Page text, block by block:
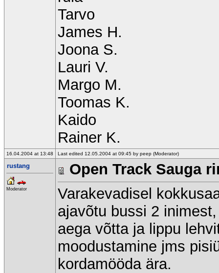
Tarvo
James H.
Joona S.
Lauri V.
Margo M.
Toomas K.
Kaido
Rainer K.
16.04.2004 at 13:48 Last edited 12.05.2004 at 09:45 by peep (Moderator)
rustang
Moderator
Open Track Sauga
Varakevadisel
ajavõtu bussi 2
aega võtta ja lippu
moodustamine jms
kordamööda ära.